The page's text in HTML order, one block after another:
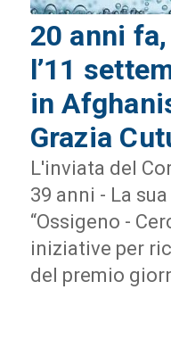
20 anni
l’11
in
Grazia
L'inviata del
39 anni - La
“Ossigeno -
iniziative per
del premio